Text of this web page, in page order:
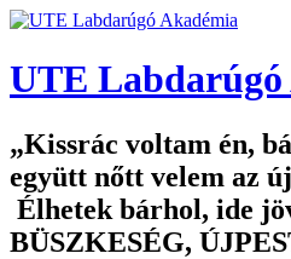
UTE
Kissrác voltam én,
együtt nőtt velem az
Élhetek bárhol, ide
BÜSZKESÉG,